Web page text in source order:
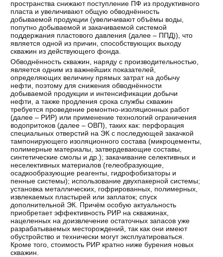
пространства снижают поступление ПФ из продуктивного
пласта и увеличивают общую обводнённость
добываемой продукции (увеличивают объёмы воды,
попутно добываемой и закачиваемой системой
поддержания пластового давления (далее – ППД)), что
является одной из причин, способствующих выходу
скважин из действующего фонда.
Обводнённость скважин, наряду с производительностью,
является одним из важнейших показателей,
определяющих величину прямых затрат на добычу
нефти, поэтому для снижения обводнённости
добываемой продукции и интенсификации добычи
нефти, а также продления срока службы скважин
требуется проведение ремонтно-изоляционных работ
(далее – РИР) или применение технологий ограничения
водопритоков (далее – ОВП), таких как: перфорация
специальных отверстий на ЭК с последующей закачкой
тампонирующего изоляционного состава (микроцементы,
полимерные материалы, затвердевающие составы,
синтетические смолы и др.); закачивание селективных и
неселективных материалов (гелеобразующие,
осадкообразующие реагенты, гидрофобизаторы и
пенные системы); использование двухпакерной системы;
установка металлических, гофрированных, полимерных,
извлекаемых пластырей или заплаток; спуск
дополнительной ЭК. Причём особую актуальность
приобретает эффективность РИР на скважинах,
нацеленных на доизвлечение остаточных запасов уже
разрабатываемых месторождений, так как они имеют
обустройство и технически могут эксплуатироваться.
Кроме того, стоимость РИР кратно ниже бурения новых
скважин.